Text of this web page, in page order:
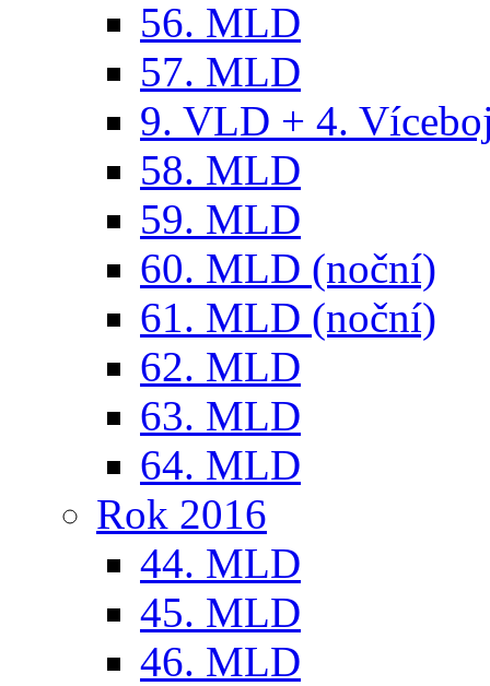
56. MLD
57. MLD
9. VLD + 4.
58. MLD
59. MLD
60. MLD (noční)
61. MLD (noční)
62. MLD
63. MLD
64. MLD
Rok 2016
44. MLD
45. MLD
46. MLD